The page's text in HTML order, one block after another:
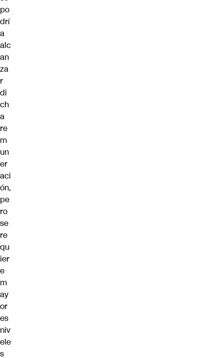
po
drí
a
alc
an
za
r
di
ch
a
re
m
un
er
aci
ón,
pe
ro
se
re
qu
ier
e
m
ay
or
es
niv
ele
s